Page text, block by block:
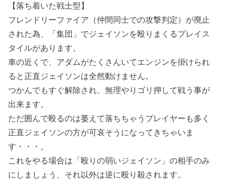
【落ち着いた戦士型】
フレンドリーファイア（仲間同士での攻撃判定）が廃止
された為、「集団」でジェイソンを殴りまくるプレイス
タイルがあります。
車の近くで、アダムがたくさんいてエンジンを掛けられ
ると正直ジェイソンは全然動けません。
つかんでもすぐ解除され、無理やりゴリ押して戦う事が
出来ます。
ただ囲んで殴るのは萎えて落ちちゃうプレイヤーも多く
正直ジェイソンの方が可哀そうになってきちゃいま
す・・・。
これをやる場合は「殴りの弱いジェイソン」の相手のみ
にしましょう、それ以外は逆に殴り殺されます。